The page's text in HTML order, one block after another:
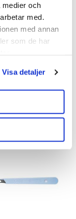
medier och
med.
med annan
som de har
Visa detaljer
med stump spids.